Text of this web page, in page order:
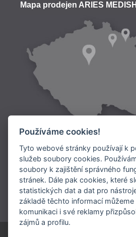
Mapa prodejen ARIES
Doprava:
Platba:
Používáme cookies!
Tyto webové stránky používají k
služeb soubory cookies.
soubory k zajištění správného
stránek. Dále pak cookies, které
statistických dat a dat pro
základě těchto informací
komunikaci i své reklamy
zájmů a profilu.